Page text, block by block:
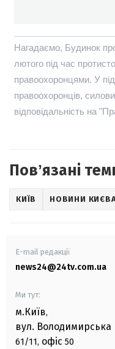
Нагадаємо, Будинок
лютого під час
правоохоронцями. У
правоохоронців,
відповідальність на
Повʼязані
КИЇВ НОВИНИ
E-mail редакції
news24@24tv.com.ua
Ми тут:
м.Київ,
вул. Володимирська
61/11, офіс 50